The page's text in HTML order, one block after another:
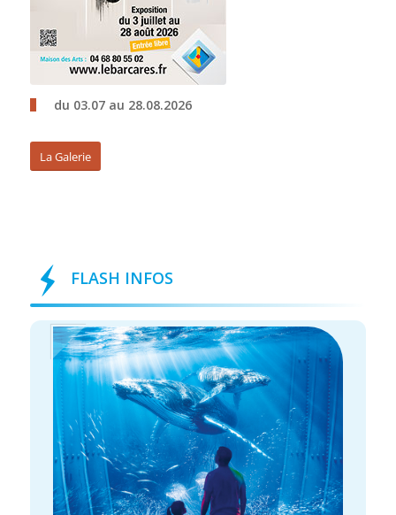
du 03.07 au 28.08.2026
La Galerie
FLASH INFOS